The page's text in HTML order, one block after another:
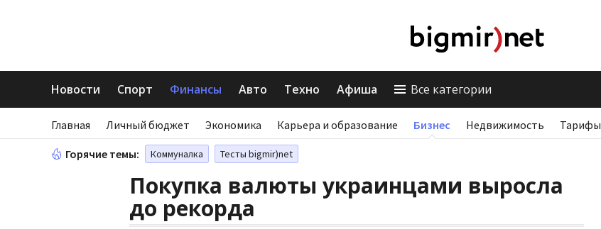
Новости Спорт Финансы Авто Техно Афиша Все категории
Главная Личный бюджет Экономика Карьера и образование Бизнес Недвижимость Тарифы
Горячие темы: Коммуналка Тесты bigmir)net
Покупка валюты украинцами выросла
до рекорда